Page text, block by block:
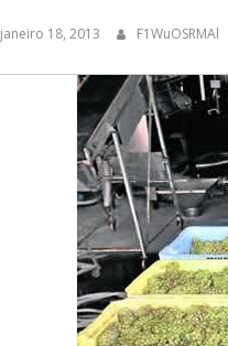
janeiro 18, 2013 F1WuOSRMAl